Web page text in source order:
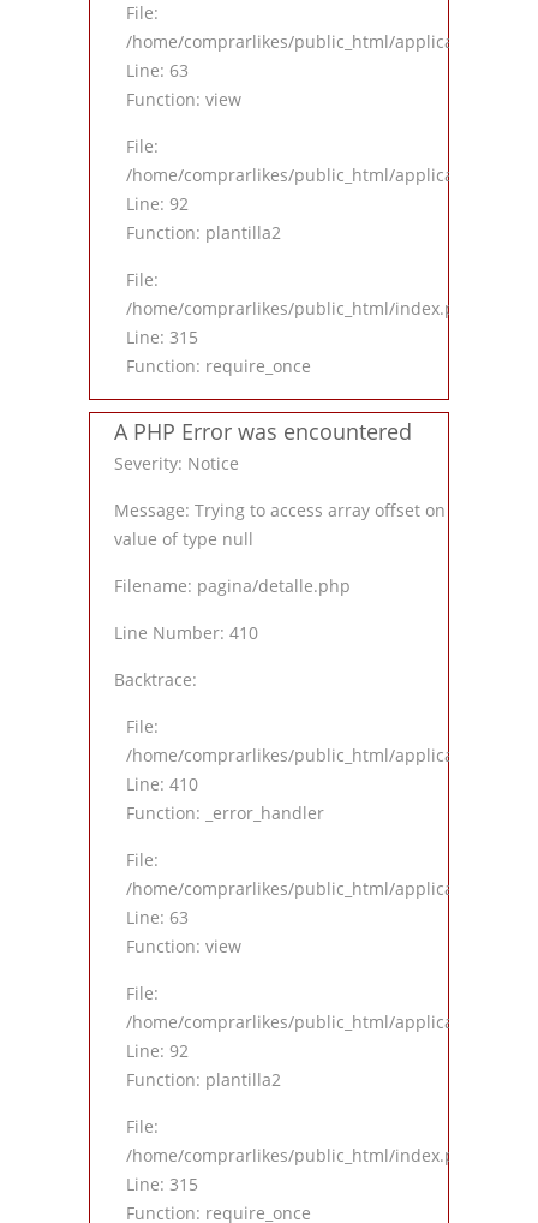
File:
/home/comprarlikes/public_html/application/
Line: 63
Function: view
File:
/home/comprarlikes/public_html/application/
Line: 92
Function: plantilla2
File:
/home/comprarlikes/public_html/index.php
Line: 315
Function: require_once
A PHP Error was encountered
Severity: Notice
Message: Trying to access array offset on
value of type null
Filename: pagina/detalle.php
Line Number: 410
Backtrace:
File:
/home/comprarlikes/public_html/application/
Line: 410
Function: _error_handler
File:
/home/comprarlikes/public_html/application/
Line: 63
Function: view
File:
/home/comprarlikes/public_html/application/
Line: 92
Function: plantilla2
File:
/home/comprarlikes/public_html/index.php
Line: 315
Function: require_once